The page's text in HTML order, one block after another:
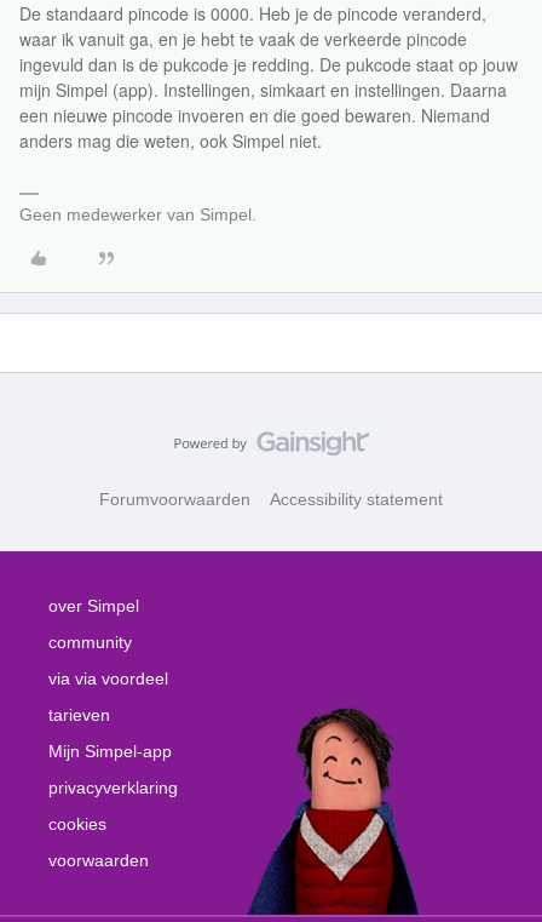
De standaard pincode is 0000. Heb je de pincode veranderd,
waar ik vanuit ga, en je hebt te vaak de verkeerde pincode
ingevuld dan is de pukcode je redding. De pukcode staat op jouw
mijn Simpel (app). Instellingen, simkaart en instellingen. Daarna
een nieuwe pincode invoeren en die goed bewaren. Niemand
anders mag die weten, ook Simpel niet.
Geen medewerker van Simpel.
Forumvoorwaarden Accessibility statement
over Simpel
community
via via voordeel
tarieven
Mijn Simpel-app
privacyverklaring
cookies
voorwaarden